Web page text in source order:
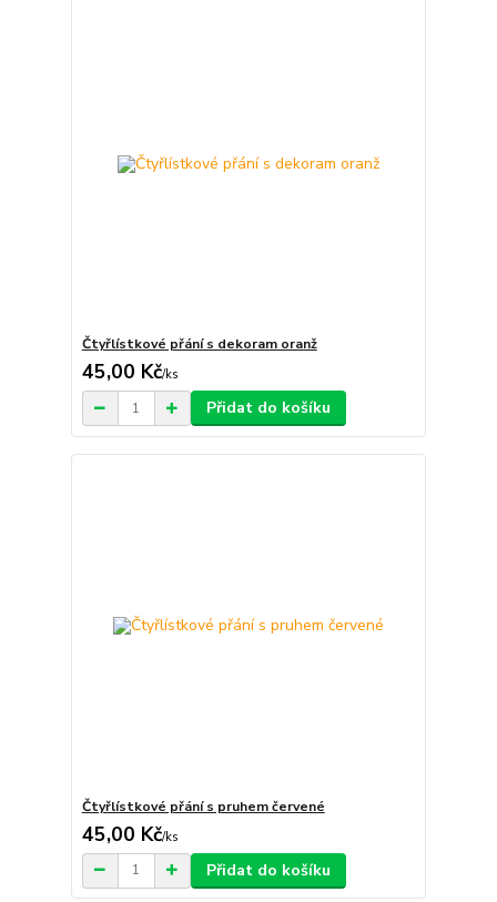
Čtyřlístkové přání s dekoram oranž
45,00 Kč/ks
Přidat do košíku
Čtyřlístkové přání s pruhem červené
45,00 Kč/ks
Přidat do košíku